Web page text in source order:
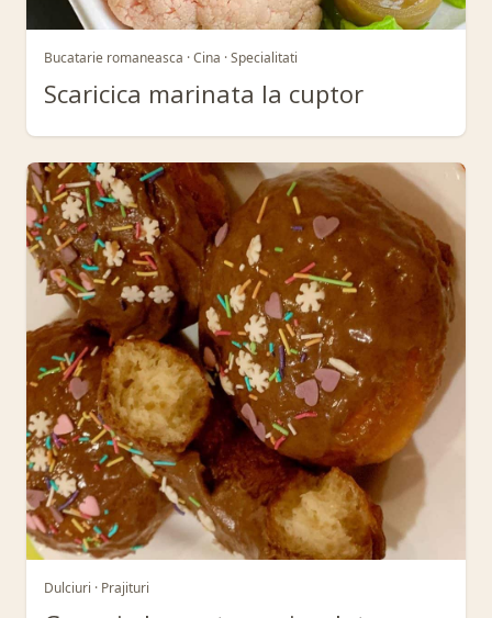
Bucatarie romaneasca · Cina · Specialitati
Scaricica marinata la cuptor
Dulciuri · Prajituri